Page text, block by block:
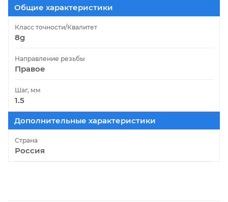
Общие характеристики
Класс точности/Квалитет
8g
Направление резьбы
Правое
Шаг, мм
1.5
Дополнительные характеристики
Страна
Россия